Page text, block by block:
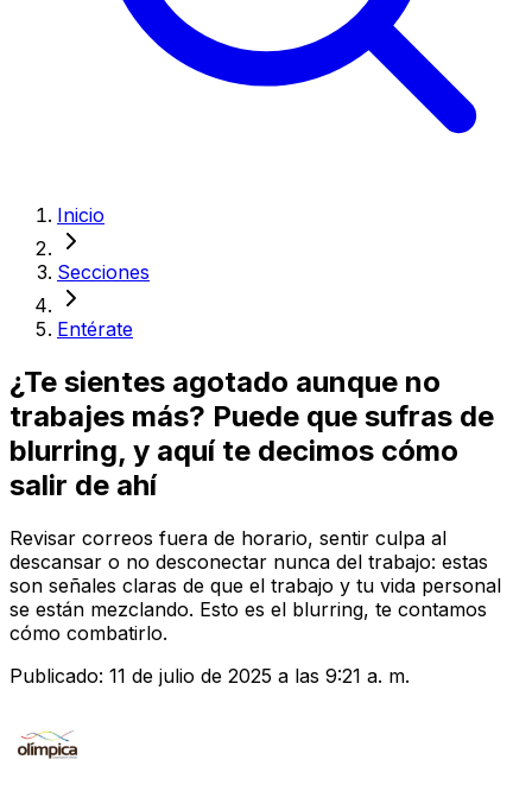
Inicio
Secciones
Entérate
¿Te sientes agotado aunque no
trabajes más? Puede que sufras de
blurring, y aquí te decimos cómo
salir de ahí
Revisar correos fuera de horario, sentir culpa al
descansar o no desconectar nunca del trabajo: estas
son señales claras de que el trabajo y tu vida personal
se están mezclando. Esto es el blurring, te contamos
cómo combatirlo.
Publicado: 11 de julio de 2025 a las 9:21 a. m.